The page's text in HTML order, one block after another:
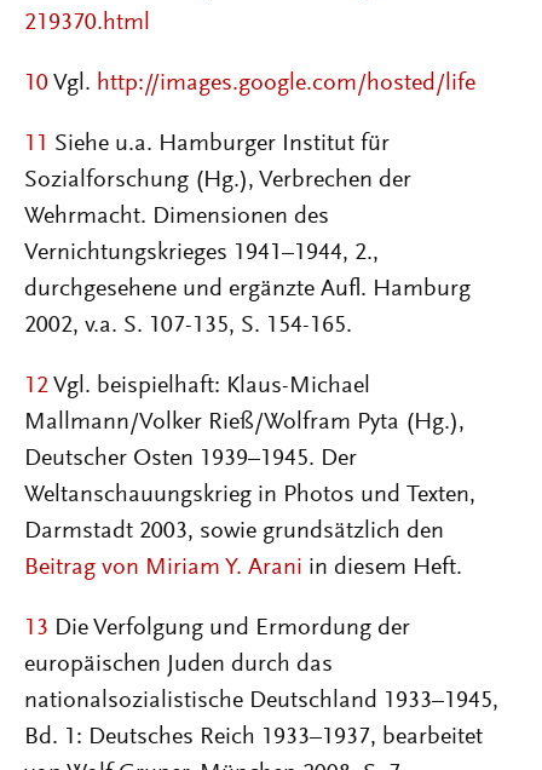
219370.html
10 Vgl. http://images.google.com/hosted/life
11 Siehe u.a. Hamburger Institut für
Sozialforschung (Hg.), Verbrechen der
Wehrmacht. Dimensionen des
Vernichtungskrieges 1941–1944, 2.,
durchgesehene und ergänzte Aufl. Hamburg
2002, v.a. S. 107-135, S. 154-165.
12 Vgl. beispielhaft: Klaus-Michael
Mallmann/Volker Rieß/Wolfram Pyta (Hg.),
Deutscher Osten 1939–1945. Der
Weltanschauungskrieg in Photos und Texten,
Darmstadt 2003, sowie grundsätzlich den
Beitrag von Miriam Y. Arani in diesem Heft.
13 Die Verfolgung und Ermordung der
europäischen Juden durch das
nationalsozialistische Deutschland 1933–1945,
Bd. 1: Deutsches Reich 1933–1937, bearbeitet